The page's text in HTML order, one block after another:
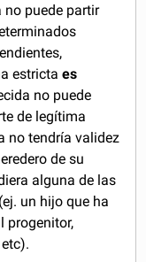
no puede partir
estricta es
no puede
de legítima
no tendría validez
de su
alguna de las
un hijo que ha
progenitor,